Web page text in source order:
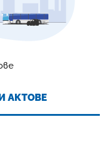
АКТОВЕ